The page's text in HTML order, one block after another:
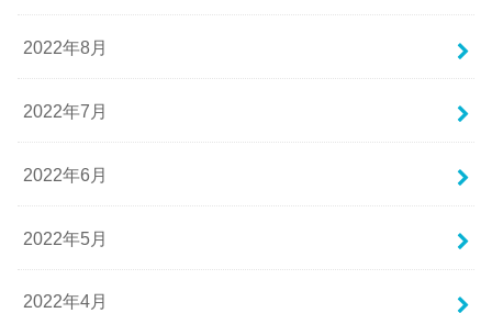
2022年8月
2022年7月
2022年6月
2022年5月
2022年4月